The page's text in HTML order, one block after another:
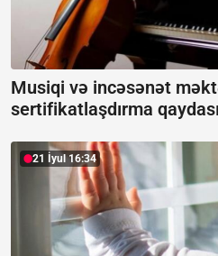
Musiqi və incəsənət
sertifikatlaşdırma
21 İyul 16:34